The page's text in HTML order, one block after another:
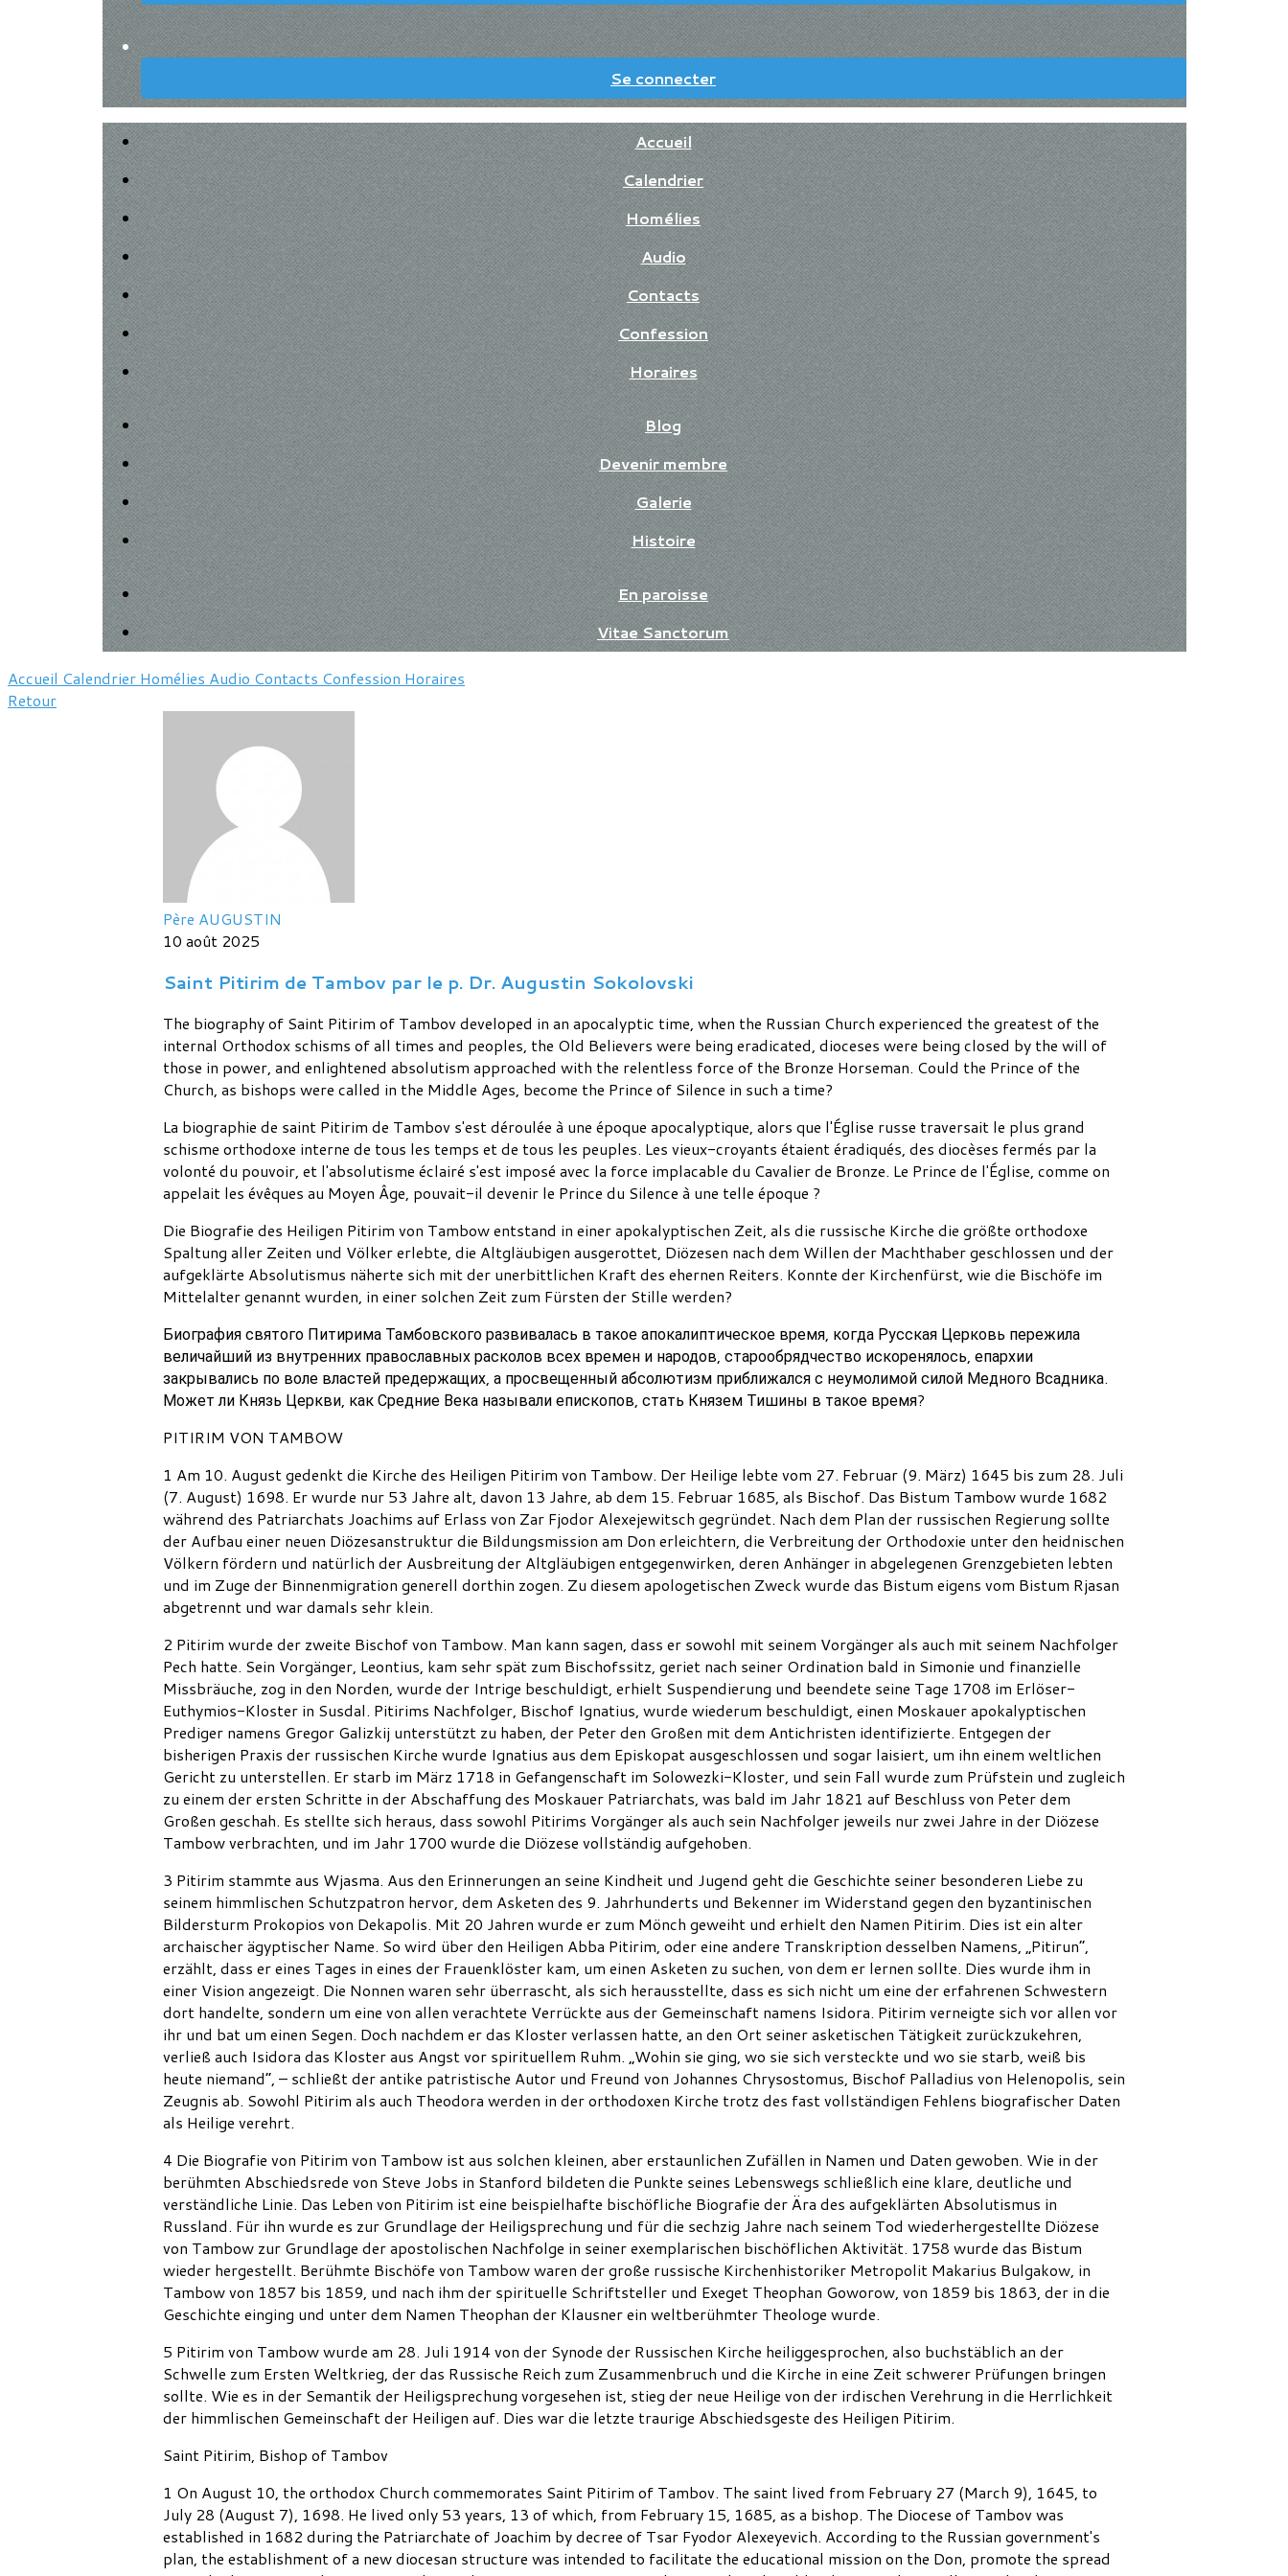
Se connecter
Accueil
Calendrier
Homélies
Audio
Contacts
Confession
Horaires
Blog
Devenir membre
Galerie
Histoire
En paroisse
Vitae Sanctorum
Accueil Calendrier Homélies Audio Contacts Confession Horaires
Retour
Père AUGUSTIN
10 août 2025
Saint Pitirim de Tambov par le p. Dr. Augustin Sokolovski
The biography of Saint Pitirim of Tambov developed in an apocalyptic time, when the Russian Church experienced the greatest of the
internal Orthodox schisms of all times and peoples, the Old Believers were being eradicated, dioceses were being closed by the will of
those in power, and enlightened absolutism approached with the relentless force of the Bronze Horseman. Could the Prince of the
Church, as bishops were called in the Middle Ages, become the Prince of Silence in such a time?
La biographie de saint Pitirim de Tambov s'est déroulée à une époque apocalyptique, alors que l'Église russe traversait le plus grand
schisme orthodoxe interne de tous les temps et de tous les peuples. Les vieux-croyants étaient éradiqués, des diocèses fermés par la
volonté du pouvoir, et l'absolutisme éclairé s'est imposé avec la force implacable du Cavalier de Bronze. Le Prince de l'Église, comme on
appelait les évêques au Moyen Âge, pouvait-il devenir le Prince du Silence à une telle époque ?
Die Biografie des Heiligen Pitirim von Tambow entstand in einer apokalyptischen Zeit, als die russische Kirche die größte orthodoxe
Spaltung aller Zeiten und Völker erlebte, die Altgläubigen ausgerottet, Diözesen nach dem Willen der Machthaber geschlossen und der
aufgeklärte Absolutismus näherte sich mit der unerbittlichen Kraft des ehernen Reiters. Konnte der Kirchenfürst, wie die Bischöfe im
Mittelalter genannt wurden, in einer solchen Zeit zum Fürsten der Stille werden?
Биография святого Питирима Тамбовского развивалась в такое апокалиптическое время, когда Русская Церковь пережила
величайший из внутренних православных расколов всех времен и народов, старообрядчество искоренялось, епархии
закрывались по воле властей предержащих, а просвещенный абсолютизм приближался с неумолимой силой Медного Всадника.
Может ли Князь Церкви, как Средние Века называли епископов, стать Князем Тишины в такое время?
PITIRIM VON TAMBOW
1 Am 10. August gedenkt die Kirche des Heiligen Pitirim von Tambow. Der Heilige lebte vom 27. Februar (9. März) 1645 bis zum 28. Juli
(7. August) 1698. Er wurde nur 53 Jahre alt, davon 13 Jahre, ab dem 15. Februar 1685, als Bischof. Das Bistum Tambow wurde 1682
während des Patriarchats Joachims auf Erlass von Zar Fjodor Alexejewitsch gegründet. Nach dem Plan der russischen Regierung sollte
der Aufbau einer neuen Diözesanstruktur die Bildungsmission am Don erleichtern, die Verbreitung der Orthodoxie unter den heidnischen
Völkern fördern und natürlich der Ausbreitung der Altgläubigen entgegenwirken, deren Anhänger in abgelegenen Grenzgebieten lebten
und im Zuge der Binnenmigration generell dorthin zogen. Zu diesem apologetischen Zweck wurde das Bistum eigens vom Bistum Rjasan
abgetrennt und war damals sehr klein.
2 Pitirim wurde der zweite Bischof von Tambow. Man kann sagen, dass er sowohl mit seinem Vorgänger als auch mit seinem Nachfolger
Pech hatte. Sein Vorgänger, Leontius, kam sehr spät zum Bischofssitz, geriet nach seiner Ordination bald in Simonie und finanzielle
Missbräuche, zog in den Norden, wurde der Intrige beschuldigt, erhielt Suspendierung und beendete seine Tage 1708 im Erlöser-
Euthymios-Kloster in Susdal. Pitirims Nachfolger, Bischof Ignatius, wurde wiederum beschuldigt, einen Moskauer apokalyptischen
Prediger namens Gregor Galizkij unterstützt zu haben, der Peter den Großen mit dem Antichristen identifizierte. Entgegen der
bisherigen Praxis der russischen Kirche wurde Ignatius aus dem Episkopat ausgeschlossen und sogar laisiert, um ihn einem weltlichen
Gericht zu unterstellen. Er starb im März 1718 in Gefangenschaft im Solowezki-Kloster, und sein Fall wurde zum Prüfstein und zugleich
zu einem der ersten Schritte in der Abschaffung des Moskauer Patriarchats, was bald im Jahr 1821 auf Beschluss von Peter dem
Großen geschah. Es stellte sich heraus, dass sowohl Pitirims Vorgänger als auch sein Nachfolger jeweils nur zwei Jahre in der Diözese
Tambow verbrachten, und im Jahr 1700 wurde die Diözese vollständig aufgehoben.
3 Pitirim stammte aus Wjasma. Aus den Erinnerungen an seine Kindheit und Jugend geht die Geschichte seiner besonderen Liebe zu
seinem himmlischen Schutzpatron hervor, dem Asketen des 9. Jahrhunderts und Bekenner im Widerstand gegen den byzantinischen
Bildersturm Prokopios von Dekapolis. Mit 20 Jahren wurde er zum Mönch geweiht und erhielt den Namen Pitirim. Dies ist ein alter
archaischer ägyptischer Name. So wird über den Heiligen Abba Pitirim, oder eine andere Transkription desselben Namens, „Pitirun“,
erzählt, dass er eines Tages in eines der Frauenklöster kam, um einen Asketen zu suchen, von dem er lernen sollte. Dies wurde ihm in
einer Vision angezeigt. Die Nonnen waren sehr überrascht, als sich herausstellte, dass es sich nicht um eine der erfahrenen Schwestern
dort handelte, sondern um eine von allen verachtete Verrückte aus der Gemeinschaft namens Isidora. Pitirim verneigte sich vor allen vor
ihr und bat um einen Segen. Doch nachdem er das Kloster verlassen hatte, an den Ort seiner asketischen Tätigkeit zurückzukehren,
verließ auch Isidora das Kloster aus Angst vor spirituellem Ruhm. „Wohin sie ging, wo sie sich versteckte und wo sie starb, weiß bis
heute niemand“, – schließt der antike patristische Autor und Freund von Johannes Chrysostomus, Bischof Palladius von Helenopolis, sein
Zeugnis ab. Sowohl Pitirim als auch Theodora werden in der orthodoxen Kirche trotz des fast vollständigen Fehlens biografischer Daten
als Heilige verehrt.
4 Die Biografie von Pitirim von Tambow ist aus solchen kleinen, aber erstaunlichen Zufällen in Namen und Daten gewoben. Wie in der
berühmten Abschiedsrede von Steve Jobs in Stanford bildeten die Punkte seines Lebenswegs schließlich eine klare, deutliche und
verständliche Linie. Das Leben von Pitirim ist eine beispielhafte bischöfliche Biografie der Ära des aufgeklärten Absolutismus in
Russland. Für ihn wurde es zur Grundlage der Heiligsprechung und für die sechzig Jahre nach seinem Tod wiederhergestellte Diözese
von Tambow zur Grundlage der apostolischen Nachfolge in seiner exemplarischen bischöflichen Aktivität. 1758 wurde das Bistum
wieder hergestellt. Berühmte Bischöfe von Tambow waren der große russische Kirchenhistoriker Metropolit Makarius Bulgakow, in
Tambow von 1857 bis 1859, und nach ihm der spirituelle Schriftsteller und Exeget Theophan Goworow, von 1859 bis 1863, der in die
Geschichte einging und unter dem Namen Theophan der Klausner ein weltberühmter Theologe wurde.
5 Pitirim von Tambow wurde am 28. Juli 1914 von der Synode der Russischen Kirche heiliggesprochen, also buchstäblich an der
Schwelle zum Ersten Weltkrieg, der das Russische Reich zum Zusammenbruch und die Kirche in eine Zeit schwerer Prüfungen bringen
sollte. Wie es in der Semantik der Heiligsprechung vorgesehen ist, stieg der neue Heilige von der irdischen Verehrung in die Herrlichkeit
der himmlischen Gemeinschaft der Heiligen auf. Dies war die letzte traurige Abschiedsgeste des Heiligen Pitirim.
Saint Pitirim, Bishop of Tambov
1 On August 10, the orthodox Church commemorates Saint Pitirim of Tambov. The saint lived from February 27 (March 9), 1645, to
July 28 (August 7), 1698. He lived only 53 years, 13 of which, from February 15, 1685, as a bishop. The Diocese of Tambov was
established in 1682 during the Patriarchate of Joachim by decree of Tsar Fyodor Alexeyevich. According to the Russian government's
plan, the establishment of a new diocesan structure was intended to facilitate the educational mission on the Don, promote the spread